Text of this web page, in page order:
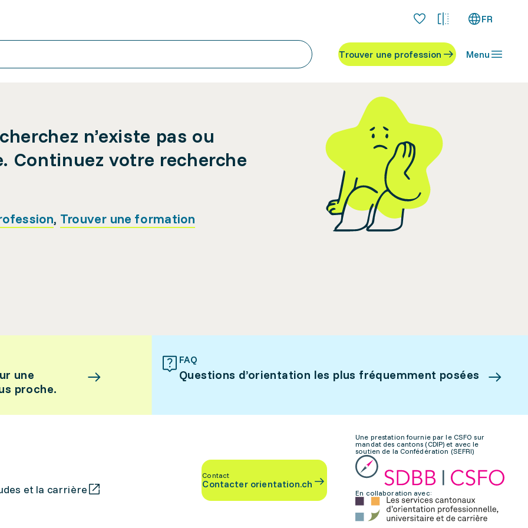
FR
Trouver une profession Menu
n’existe pas ou
Continuez votre recherche
, Trouver une formation
une
proche.
FAQ
Questions d’orientation les plus fréquemment posées
et la carrière
Contact
Contacter orientation.ch
Une prestation fournie par le CSFO sur
mandat des cantons (CDIP) et avec le
soutien de la Confédération (SEFRI)
En collaboration avec: